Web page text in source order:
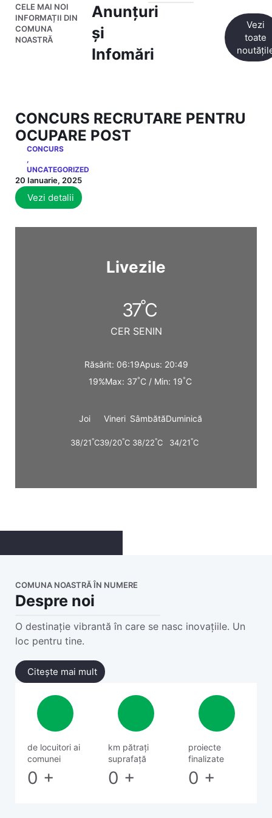
CELE MAI NOI
INFORMAȚII DIN
COMUNA
NOASTRĂ
Anunțuri
și
Infomări
Vezi
toate
CONCURS RECRUTARE PENTRU
OCUPARE POST
CONCURS
,
UNCATEGORIZED
20 Ianuarie, 2025
Vezi detalii
Livezile
37°C
CER SENIN
Răsărit: 06:19Apus: 20:49
19%Max: 37°C / Min: 19°C
Joi
38/21°C
Vineri
39/20°C
Sâmbătă
38/22°C
Duminică
34/21°C
COMUNA NOASTRĂ ÎN NUMERE
Despre noi
O destinație vibrantă în care se nasc inovațiile. Un
loc pentru tine.
Citește mai mult
de locuitori ai
comunei
0 +
km pătrați
suprafață
0 +
proiecte
finalizate
0 +